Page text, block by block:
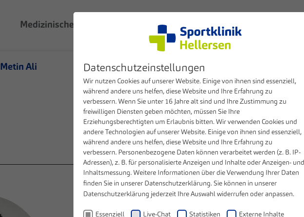
Medizinische Kompetenzen Patienten & Besucher
Metin Ali Datenschutzeinstellungen
Wir nutzen Cookies auf unserer Website. Einige von ihnen sind essenziell,
während andere uns helfen, diese Website und Ihre Erfahrung zu
verbessern. Wenn Sie unter 16 Jahre alt sind und Ihre Zustimmung zu
freiwilligen Diensten geben möchten, müssen Sie Ihre
Erziehungsberechtigten um Erlaubnis bitten. Wir verwenden Cookies und
andere Technologien auf unserer Website. Einige von ihnen sind essenziell,
während andere uns helfen, diese Website und Ihre Erfahrung zu
verbessern. Personenbezogene Daten können verarbeitet werden (z. B. IP-
Adressen), z. B. für personalisierte Anzeigen und Inhalte oder Anzeigen- und
Inhaltsmessung. Weitere Informationen über die Verwendung Ihrer Daten
finden Sie in unserer Datenschutzerklärung. Sie können in unserer
Datenschutzerklärung jederzeit Ihre Auswahl widerrufen oder anpassen.
Essenziell Live-Chat Statistiken Externe Inhalte